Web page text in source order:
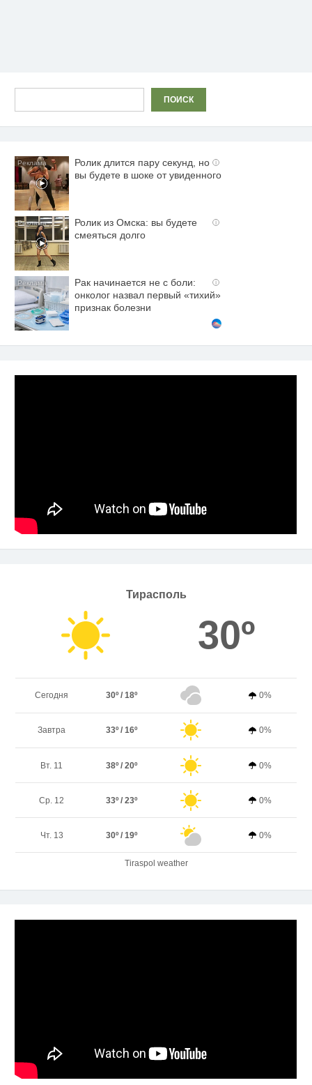
ПОИСК
i
Ролик длится пару секунд, но
вы будете в шоке от увиденного
i
Ролик из Омска: вы будете
смеяться долго
i
Рак начинается не с боли:
онколог назвал первый «тихий»
признак болезни
Тирасполь
30º
Сегодня 30º / 18º 0%
Завтра 33º / 16º 0%
Вт. 11 38º / 20º 0%
Ср. 12 33º / 23º 0%
Чт. 13 30º / 19º 0%
Tiraspol weather